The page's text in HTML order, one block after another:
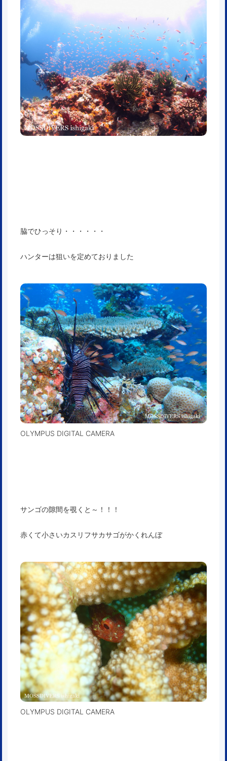
脇でひっそり・・・・・・
ハンターは狙いを定めておりました
OLYMPUS DIGITAL CAMERA
サンゴの隙間を覗くと～！！！
赤くて小さいカスリフサカサゴがかくれんぼ
OLYMPUS DIGITAL CAMERA